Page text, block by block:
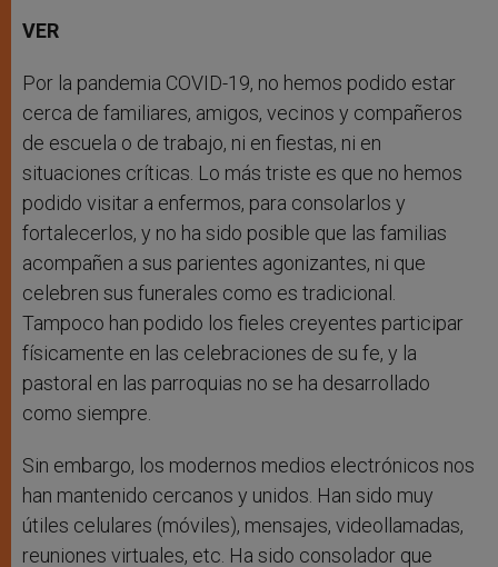
VER
Por la pandemia COVID-19, no hemos podido estar
cerca de familiares, amigos, vecinos y compañeros
de escuela o de trabajo, ni en fiestas, ni en
situaciones críticas. Lo más triste es que no hemos
podido visitar a enfermos, para consolarlos y
fortalecerlos, y no ha sido posible que las familias
acompañen a sus parientes agonizantes, ni que
celebren sus funerales como es tradicional.
Tampoco han podido los fieles creyentes participar
físicamente en las celebraciones de su fe, y la
pastoral en las parroquias no se ha desarrollado
como siempre.
Sin embargo, los modernos medios electrónicos nos
han mantenido cercanos y unidos. Han sido muy
útiles celulares (móviles), mensajes, videollamadas,
reuniones virtuales, etc. Ha sido consolador que